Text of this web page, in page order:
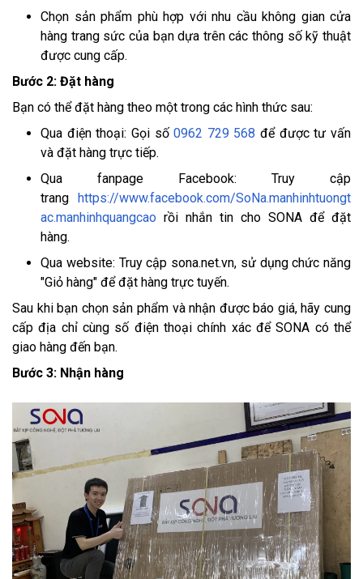
Chọn sản phẩm phù hợp với nhu cầu không gian cửa
hàng trang sức của bạn dựa trên các thông số kỹ thuật
được cung cấp.
Bước 2: Đặt hàng
Bạn có thể đặt hàng theo một trong các hình thức sau:
Qua điện thoại: Gọi số0962 729 568 để được tư vấn
và đặt hàng trực tiếp.
Qua fanpage Facebook: Truy cập
trang
https://www.facebook.com/SoNa.manhinhtuongt
ac.manhinhquangcao rồi nhắn tin cho SONA để đặt
hàng.
Qua website: Truy cập sona.net.vn, sử dụng chức năng
"Giỏ hàng" để đặt hàng trực tuyến.
Sau khi bạn chọn sản phẩm và nhận được báo giá, hãy cung
cấp địa chỉ cùng số điện thoại chính xác để SONA có thể
giao hàng đến bạn.
Bước 3: Nhận hàng